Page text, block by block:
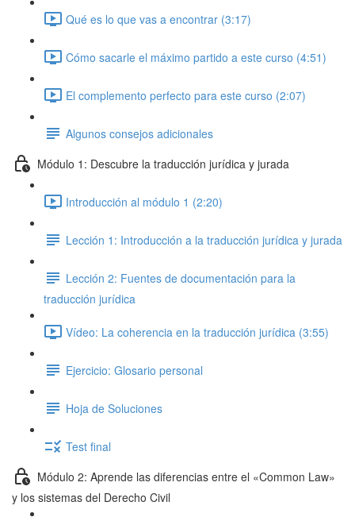
Qué es lo que vas a encontrar (3:17)
Cómo sacarle el máximo partido a este curso (4:51)
El complemento perfecto para este curso (2:07)
Algunos consejos adicionales
Módulo 1: Descubre la traducción jurídica y jurada
Introducción al módulo 1 (2:20)
Lección 1: Introducción a la traducción jurídica y jurada
Lección 2: Fuentes de documentación para la
traducción jurídica
Vídeo: La coherencia en la traducción jurídica (3:55)
Ejercicio: Glosario personal
Hoja de Soluciones
Test final
Módulo 2: Aprende las diferencias entre el «Common Law»
y los sistemas del Derecho Civil